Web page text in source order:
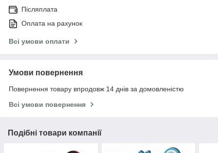
Післяплата
Оплата на рахунок
Всі умови оплати
Умови повернення
Повернення товару впродовж 14 днів за домовленістю
Всі умови повернення
Подібні товари компанії